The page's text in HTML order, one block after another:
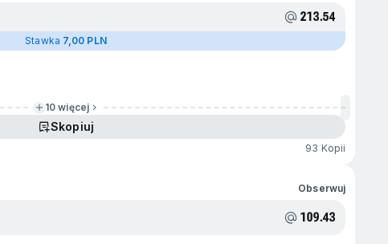
213.54
Stawka 7,00 PLN
10 więcej
Skopiuj
93 Kopii
Obserwuj
109.43